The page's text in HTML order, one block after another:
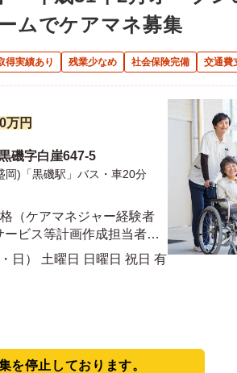
ムでケアマネ募集
得実績あり 残業少なめ 社会保険完備 交通費
万円
磯字白崖647-5
岡)「黒磯駅」バス・車20分
（ケアマネジャー経験者
ービス等計画作成担当者研
■普通自動車運転免許（Ａ
日） 土曜日 日曜日 祝日 有
を停止しております。